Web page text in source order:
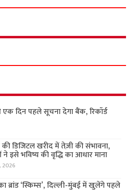
दिन पहले सूचना देगा बैंक, रिकॉर्ड
डिजिटल खरीद में तेज़ी की संभावना,
ने इसे भविष्य की वृद्धि का आधार माना
2026
ब्रांड ‘स्किम्स’, दिल्ली-मुंबई में खुलेंगे पहले